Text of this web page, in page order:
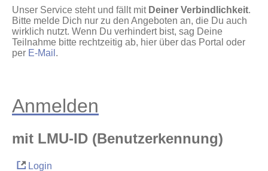
Unser Service steht und fällt mit Deiner Verbindlichkeit.
Bitte melde Dich nur zu den Angeboten an, die Du auch
wirklich nutzt. Wenn Du verhindert bist, sag Deine
Teilnahme bitte rechtzeitig ab, hier über das Portal oder
per E-Mail .
Anmelden
mit LMU-ID (Benutzerkennung)
Login